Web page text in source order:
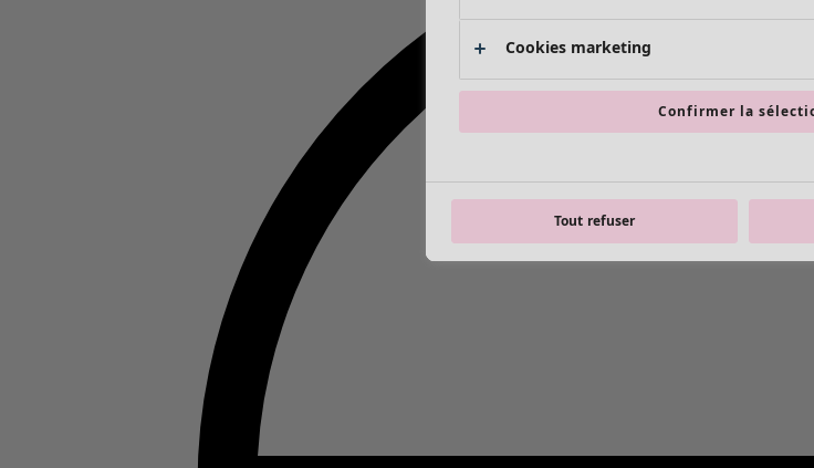
Cookies marketing
Confirmer la
Tout refuser